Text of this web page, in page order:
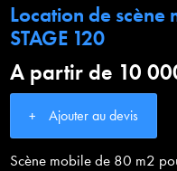
Location de scène
STAGE 120
A partir de 10
Ajouter au devis
Scène mobile de 80 m2